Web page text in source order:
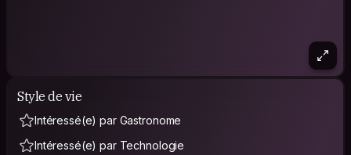
Style de vie
Intéressé(e) par Gastronome
Intéressé(e) par Technologie